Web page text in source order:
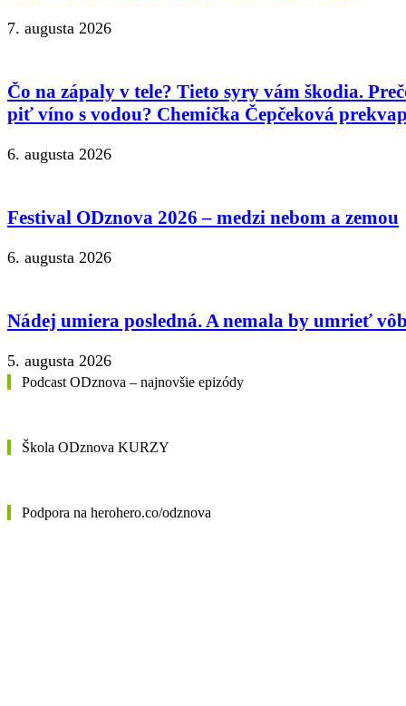
7. augusta 2026
Čo na zápaly v tele? Tieto syry vám škodia.
piť víno s vodou? Chemička Čepčeková
6. augusta 2026
Festival ODznova 2026 – medzi nebom a zemou
6. augusta 2026
Nádej umiera posledná. A nemala by umrieť
5. augusta 2026
Podcast ODznova – najnovšie epizódy
Škola ODznova KURZY
Podpora na herohero.co/odznova